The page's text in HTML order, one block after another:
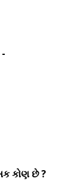
કોણ છે ?